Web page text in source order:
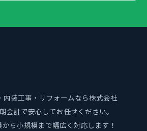
内装工事・リフォームなら株式会社
会計で安心してお任せください。
ら小規模まで幅広く対応します！